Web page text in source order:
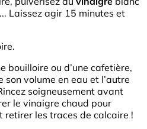
Laissez agir 15 minutes et
bouilloire ou d’une cafetière,
volume en eau et l’autre
soigneusement avant
le vinaigre chaud pour
les traces de calcaire !